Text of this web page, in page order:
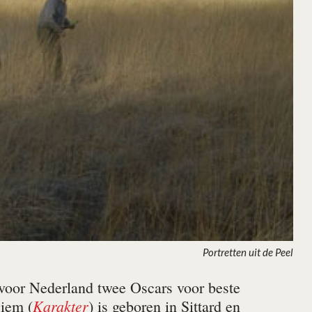
Portretten uit de Peel
Nederland twee Oscars voor beste
(Karakter) is geboren in Sittard en